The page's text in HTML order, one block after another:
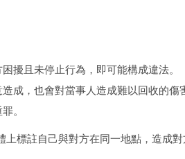
擾且未停止行為，即可能構成違法。
成，也會對當事人造成難以回收的傷
。
標註自己與對方在同一地點，造成